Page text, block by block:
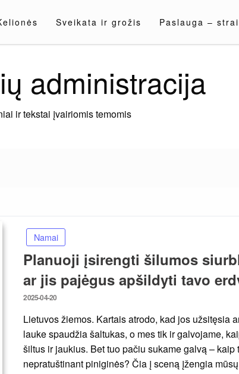
Sveikata ir grožis Paslauga –
administracija
ir tekstai įvairiomis temomis
Namai
Planuoji įsirengti šilumos
ar jis pajėgus apšildyti tavo
Posted
2025-04-20
Lietuvos žiemos. Kartais atrodo, kad jos užsitęsia
lauke spaudžia šaltukas, o mes tik ir galvojame,
šiltus ir jaukius. Bet tuo pačiu sukame galvą – kaip
nepratuštinant piniginės? Čia į sceną įžengia